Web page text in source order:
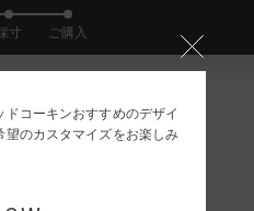
寸 ご購入
コーキンおすすめのデザイ
望のカスタマイズをお楽しみ